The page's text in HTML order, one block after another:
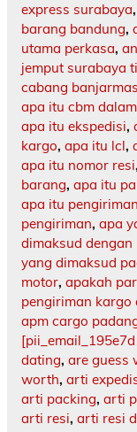
express surabaya,
barang bandung,
utama perkasa,
jemput surabaya
cabang
apa itu cbm
apa itu ekspedisi,
kargo, apa itu lcl,
apa itu nomor resi,
barang, apa itu
apa itu
pengiriman, apa
dimaksud dengan
yang dimaksud
motor, apakah
pengiriman kargo
apm cargo
dating, are guess
worth, arti
arti packing, arti
arti resi, arti resi